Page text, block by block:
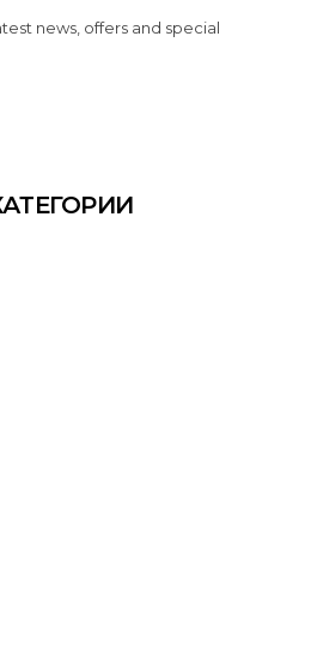
news, offers and special